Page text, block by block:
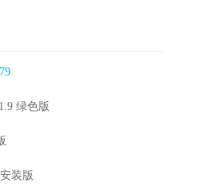
绿色版
装版